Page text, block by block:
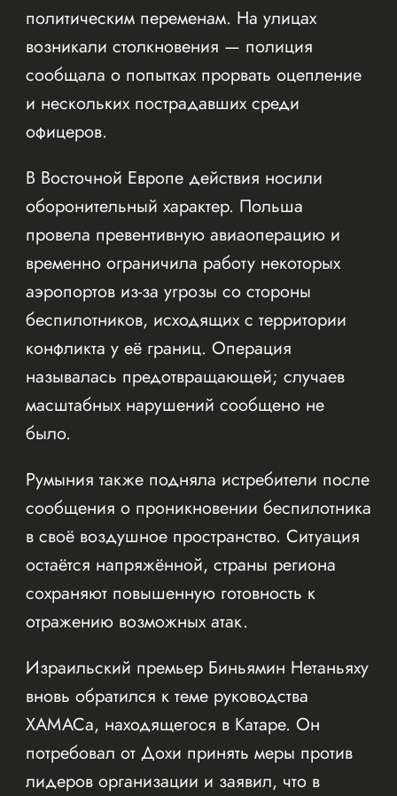
политическим переменам. На улицах
возникали столкновения — полиция
сообщала о попытках прорвать оцепление
и нескольких пострадавших среди
офицеров.
В Восточной Европе действия носили
оборонительный характер. Польша
провела превентивную авиаоперацию и
временно ограничила работу некоторых
аэропортов из-за угрозы со стороны
беспилотников, исходящих с территории
конфликта у её границ. Операция
называлась предотвращающей; случаев
масштабных нарушений сообщено не
было.
Румыния также подняла истребители после
сообщения о проникновении беспилотника
в своё воздушное пространство. Ситуация
остаётся напряжённой, страны региона
сохраняют повышенную готовность к
отражению возможных атак.
Израильский премьер Биньямин Нетаньяху
вновь обратился к теме руководства
ХАМАСа, находящегося в Катаре. Он
потребовал от Дохи принять меры против
лидеров организации и заявил, что в